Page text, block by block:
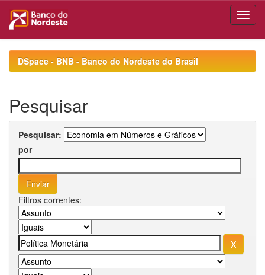
navigationDSpace - BNB - Banco do Nordeste do Brasil
Pesquisar
Pesquisar:
por
Filtros correntes: